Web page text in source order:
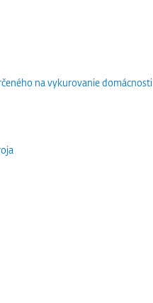
na vykurovanie domácnosti